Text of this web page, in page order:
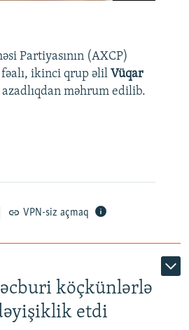
Partiyasının (AXCP)
ikinci qrup əlil Vüqar
məhrum edilib.
VPN-siz açmaq
köçkünlərlə
etdi